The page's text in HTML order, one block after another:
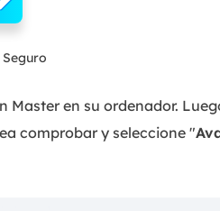
Seguro
Master en su ordenador.
comprobar y seleccione "